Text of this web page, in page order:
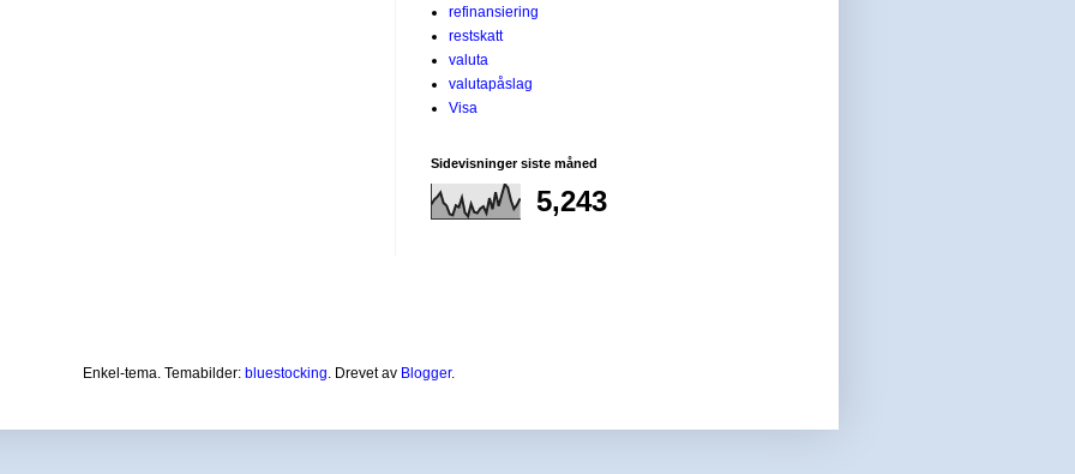
refinansiering
restskatt
valuta
valutapåslag
Visa
Sidevisninger siste måned
5,243
Enkel-tema. Temabilder: bluestocking . Drevet av Blogger.